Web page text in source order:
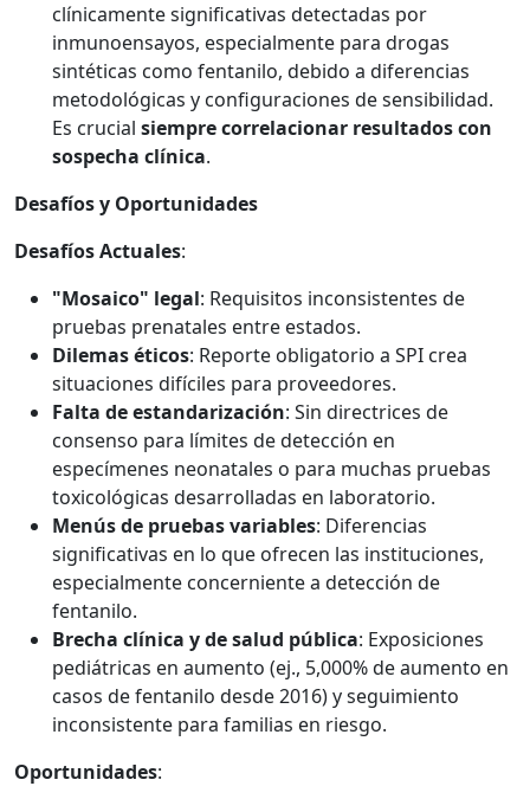
clínicamente significativas detectadas por
inmunoensayos, especialmente para drogas
sintéticas como fentanilo, debido a diferencias
metodológicas y configuraciones de sensibilidad.
Es crucial siempre correlacionar resultados con
sospecha clínica.
Desafíos y Oportunidades
Desafíos Actuales:
"Mosaico" legal: Requisitos inconsistentes de
pruebas prenatales entre estados.
Dilemas éticos: Reporte obligatorio a SPI crea
situaciones difíciles para proveedores.
Falta de estandarización: Sin directrices de
consenso para límites de detección en
especímenes neonatales o para muchas pruebas
toxicológicas desarrolladas en laboratorio.
Menús de pruebas variables: Diferencias
significativas en lo que ofrecen las instituciones,
especialmente concerniente a detección de
fentanilo.
Brecha clínica y de salud pública: Exposiciones
pediátricas en aumento (ej., 5,000% de aumento en
casos de fentanilo desde 2016) y seguimiento
inconsistente para familias en riesgo.
Oportunidades: